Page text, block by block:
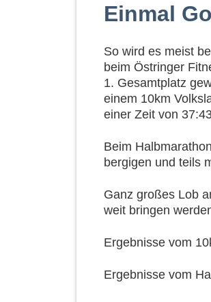
Einmal
So wird es meist
beim Östringer
1. Gesamtplatz
einem 10km
einer Zeit von
Beim
bergigen und teils
Ganz großes Lob
weit bringen
Ergebnisse vom
Ergebnisse vom